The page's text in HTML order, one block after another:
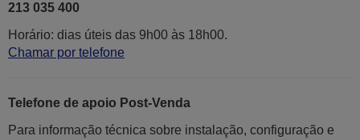
213 035 400
Horário: dias úteis das 9h00 às 18h00.
Chamar por telefone
Telefone de apoio Post-Venda
Para informação técnica sobre instalação, configuração e